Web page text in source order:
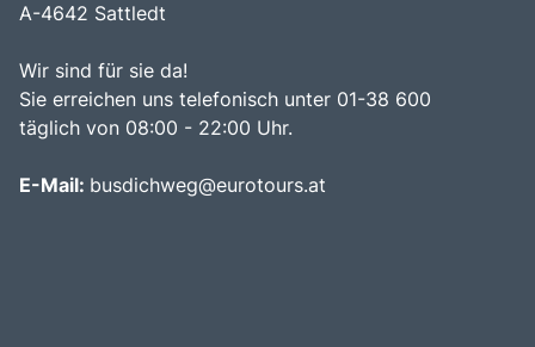
A-4642 Sattledt
Wir sind für sie da!
Sie erreichen uns telefonisch unter 01-38 600
täglich von 08:00 - 22:00 Uhr.
E-Mail: busdichweg@eurotours.at